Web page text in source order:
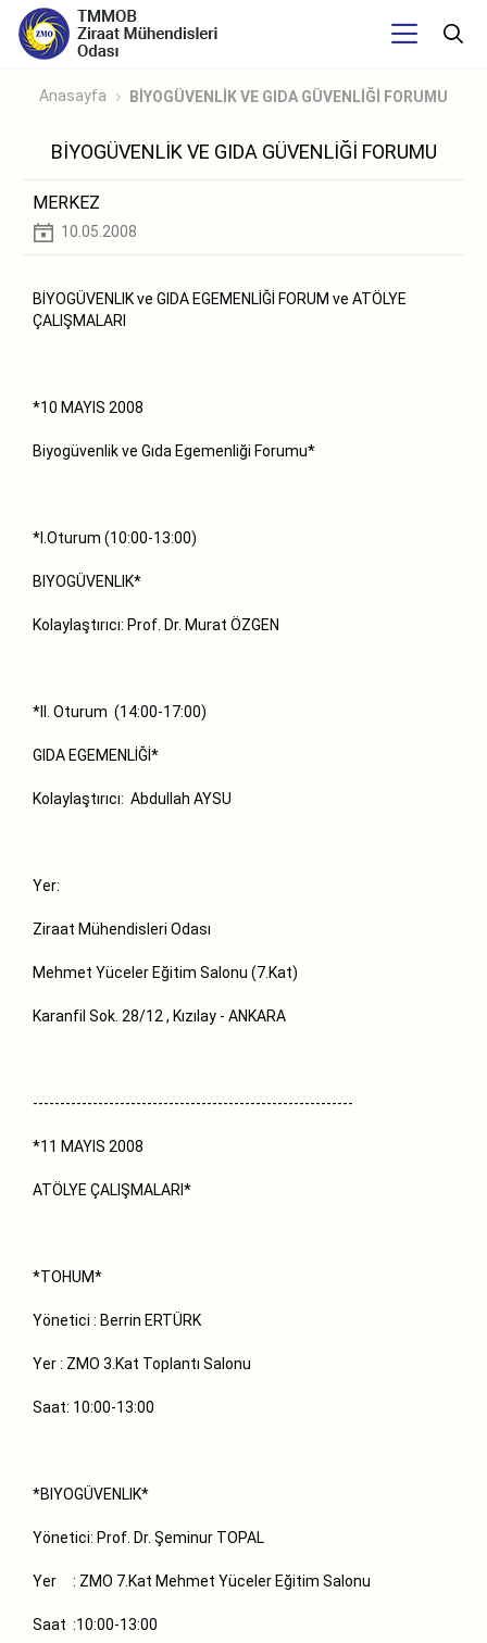
Anasayfa BİYOGÜVENLİK VE GIDA GÜVENLİĞİ FORUMU
BİYOGÜVENLİK VE GIDA GÜVENLİĞİ FORUMU
MERKEZ
10.05.2008
BİYOGÜVENLIK ve GIDA EGEMENLİĞİ FORUM ve ATÖLYE
ÇALIŞMALARI
*10 MAYIS 2008
Biyogüvenlik ve Gıda Egemenliği Forumu*
*I.Oturum (10:00-13:00)
BIYOGÜVENLIK*
Kolaylaştırıcı: Prof. Dr. Murat ÖZGEN
*II. Oturum (14:00-17:00)
GIDA EGEMENLİĞİ*
Kolaylaştırıcı: Abdullah AYSU
Yer:
Ziraat Mühendisleri Odası
Mehmet Yüceler Eğitim Salonu (7.Kat)
Karanfil Sok. 28/12 , Kızılay - ANKARA
-----------------------------------------------------------
*11 MAYIS 2008
ATÖLYE ÇALIŞMALARI*
*TOHUM*
Yönetici : Berrin ERTÜRK
Yer : ZMO 3.Kat Toplantı Salonu
Saat: 10:00-13:00
*BIYOGÜVENLIK*
Yönetici: Prof. Dr. Şeminur TOPAL
Yer : ZMO 7.Kat Mehmet Yüceler Eğitim Salonu
Saat :10:00-13:00